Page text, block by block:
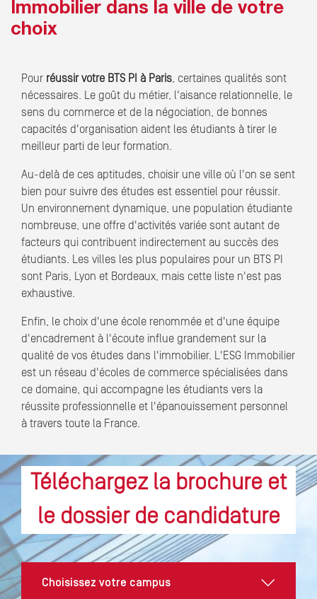
Immobilier dans la ville de votre
choix
Pour réussir votre BTS PI à Paris, certaines qualités sont
nécessaires. Le goût du métier, l'aisance relationnelle, le
sens du commerce et de la négociation, de bonnes
capacités d'organisation aident les étudiants à tirer le
meilleur parti de leur formation.
Au-delà de ces aptitudes, choisir une ville où l'on se sent
bien pour suivre des études est essentiel pour réussir.
Un environnement dynamique, une population étudiante
nombreuse, une offre d'activités variée sont autant de
facteurs qui contribuent indirectement au succès des
étudiants. Les villes les plus populaires pour un BTS PI
sont Paris, Lyon et Bordeaux, mais cette liste n'est pas
exhaustive.
Enfin, le choix d'une école renommée et d'une équipe
d'encadrement à l'écoute influe grandement sur la
qualité de vos études dans l'immobilier. L'ESG Immobilier
est un réseau d'écoles de commerce spécialisées dans
ce domaine, qui accompagne les étudiants vers la
réussite professionnelle et l'épanouissement personnel
à travers toute la France.
Téléchargez la brochure et
le dossier de candidature